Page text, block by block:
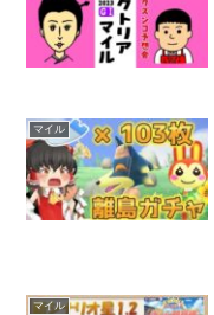
マイル
マイル